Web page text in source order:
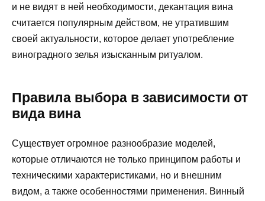
и не видят в ней необходимости, декантация вина
считается популярным действом, не утратившим
своей актуальности, которое делает употребление
виноградного зелья изысканным ритуалом.
Правила выбора в зависимости от
вида вина
Существует огромное разнообразие моделей,
которые отличаются не только принципом работы и
техническими характеристиками, но и внешним
видом, а также особенностями применения. Винный